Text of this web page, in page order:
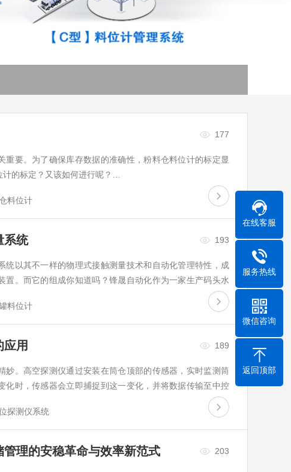
177
重要。为了确保库存数据的准确性，粉料仓料位计的标定显
的标定？又该如何进行呢？…
料位计
系统 193
统以其不一样的物理式接触测量技术和自动化管理特性，成
置。而它的组成你知道吗？锋晟自动化作为一家生产码头水
料位计
应用 189
妙。高空探测仪通过安装在筒仓顶部的传感器，实时监测筒
化时，传感器会立即捕捉到这一变化，并将数据传输至中控
探测仪系统
理的安稳革命与效率新范式 203
在线客服
服务热线
微信咨询
返回顶部